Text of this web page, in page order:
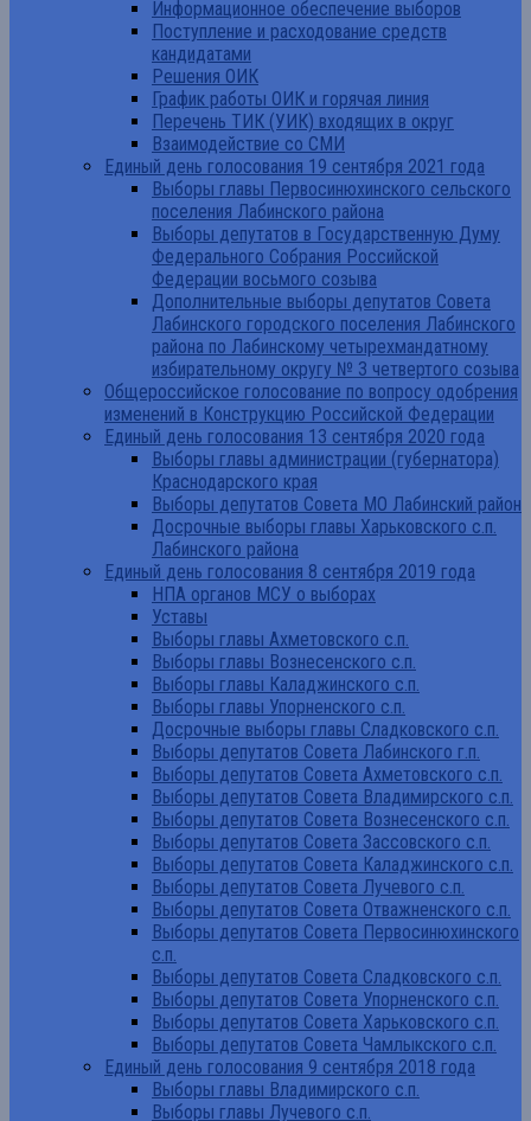
Информационное обеспечение выборов
Поступление и расходование средств
кандидатами
Решения ОИК
График работы ОИК и горячая линия
Перечень ТИК (УИК) входящих в округ
Взаимодействие со СМИ
Единый день голосования 19 сентября 2021 года
Выборы главы Первосинюхинского сельского
поселения Лабинского района
Выборы депутатов в Государственную Думу
Федерального Собрания Российской
Федерации восьмого созыва
Дополнительные выборы депутатов Совета
Лабинского городского поселения Лабинского
района по Лабинскому четырехмандатному
избирательному округу № 3 четвертого созыва
Общероссийское голосование по вопросу одобрения
изменений в Конструкцию Российской Федерации
Единый день голосования 13 сентября 2020 года
Выборы главы администрации (губернатора)
Краснодарского края
Выборы депутатов Совета МО Лабинский район
Досрочные выборы главы Харьковского с.п.
Лабинского района
Единый день голосования 8 сентября 2019 года
НПА органов МСУ о выборах
Уставы
Выборы главы Ахметовского с.п.
Выборы главы Вознесенского с.п.
Выборы главы Каладжинского с.п.
Выборы главы Упорненского с.п.
Досрочные выборы главы Сладковского с.п.
Выборы депутатов Совета Лабинского г.п.
Выборы депутатов Совета Ахметовского с.п.
Выборы депутатов Совета Владимирского с.п.
Выборы депутатов Совета Вознесенского с.п.
Выборы депутатов Совета Зассовского с.п.
Выборы депутатов Совета Каладжинского с.п.
Выборы депутатов Совета Лучевого с.п.
Выборы депутатов Совета Отважненского с.п.
Выборы депутатов Совета Первосинюхинского
с.п.
Выборы депутатов Совета Сладковского с.п.
Выборы депутатов Совета Упорненского с.п.
Выборы депутатов Совета Харьковского с.п.
Выборы депутатов Совета Чамлыкского с.п.
Единый день голосования 9 сентября 2018 года
Выборы главы Владимирского с.п.
Выборы главы Лучевого с.п.